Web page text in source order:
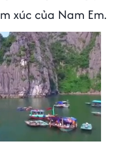
xúc của Nam Em.
Cancel